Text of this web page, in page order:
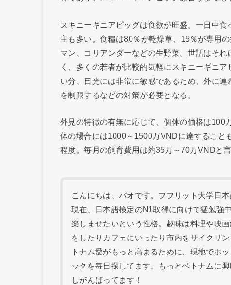
スキニーギニアピッグは食欲が旺盛。一日中
主も多い。食糧は80％が乾燥草、15％が専用
マン、コリアンダーなどの生野菜。世話はそ
く、多くの若者が比較的気軽にスキニーギニ
い分、日光には非常に敏感であるため、外に
を制限するなどの対策が必要となる。
外見の特徴の有無に応じて、個体の価格は100
体の場合には1000～1500万VNDに達すること
程度。毎月の飼育費用は約35万～70万VNDと言
こんにちは、バオです。フフリット大学日
現在、日本語検定のN1取得に向けて猛勉強
楽しませたいという性格。趣味は料理や映
をしたりカフェにいったり市内をサイクリ
トナム愛がもっと高まるために、現地でホ
ックを毎日探してます。もっとベトナムに
しがんばってます！